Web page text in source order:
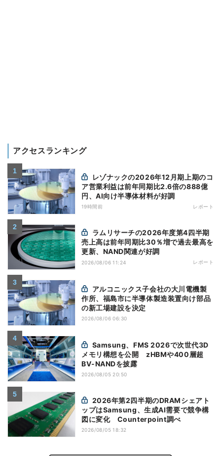
アクセスランキング
ア営業利益は前年同期比2.6倍の888億
円、AI向け半導体材料が好調
19時間前 レポート
売上高は前年同期比30％増で過去最高を
更新、NAND関連が好調
2026/08/06 11:24 レポート
作所、福島市に半導体製造装置向け部品
の新工場建設を決定
2026/08/06 06:30
メモリ構想を公開 zHBMや400層超
BV-NANDを披露
2026/08/05 20:50
ップはSamsung、生成AI需要で競争構
図に変化 Counterpoint調べ
2026/08/05 18:32